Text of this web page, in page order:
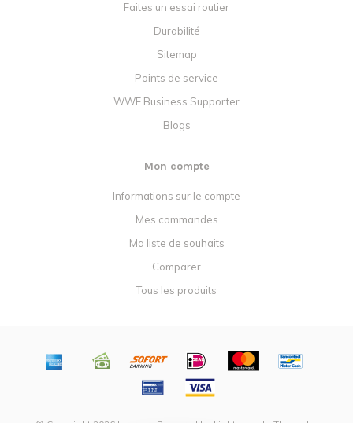
Faites un essai routier
Durabilité
Sitemap
Points de service
WWF Business Supporter
Blogs
Mon compte
Informations sur le compte
Mes commandes
Ma liste de souhaits
Comparer
Tous les produits